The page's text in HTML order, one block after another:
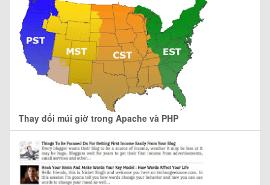
Thay đổi múi giờ trong Apache và PHP